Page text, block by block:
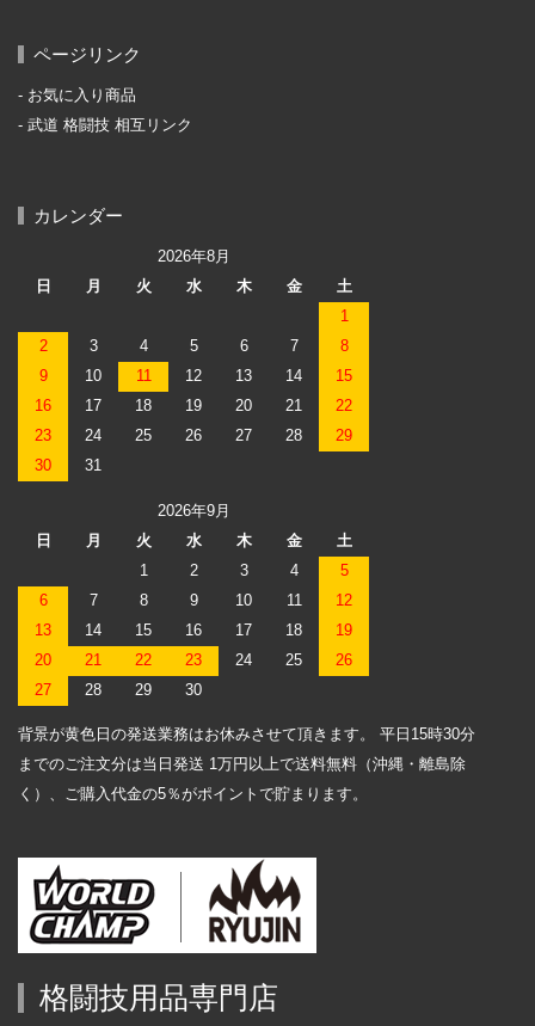
格闘技用品専門店
ページリンク
お気に入り商品
武道 格闘技 相互リンク
カレンダー
2026年8月
日
月 火 水 木 金
土
1
2
3 4 5 6 7
8
9
10 11 12 13 14
15
16
17 18 19 20 21
22
23
24 25 26 27 28
29
30
31
2026年9月
日
月 火 水 木 金
土
1
2 3 4
5
6
7 8 9 10 11
12
13
14 15 16 17 18
19
20
21 22 23 24 25
26
27
28 29 30
背景が黄色日の発送業務はお休みさせて頂きます。 平日15時30分
までのご注文分は当日発送 1万円以上で送料無料（沖縄・離島除
く）、ご購入代金の5％がポイントで貯まります。